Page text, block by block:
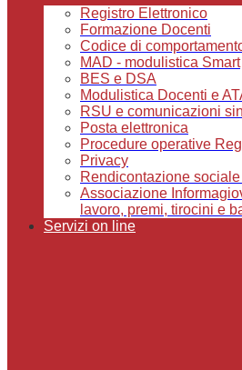
Registro Elettronico
Formazione Docenti
Codice di
MAD - modulistica Smart
BES e DSA
Modulistica Docenti e
RSU e comunicazioni
Posta elettronica
Procedure operative
Privacy
Rendicontazione
Associazione
lavoro, premi, tirocini e
Servizi on line